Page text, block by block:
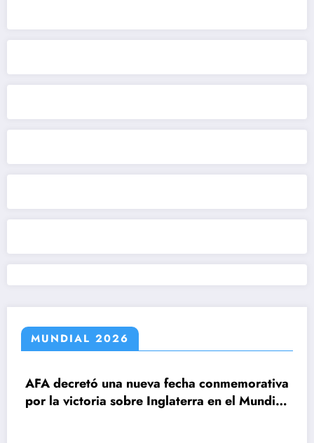
MUNDIAL 2026
una nueva fecha conmemorativa
victoria sobre Inglaterra en el Mundial